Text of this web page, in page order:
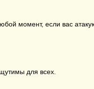
момент, если вас
для всех.